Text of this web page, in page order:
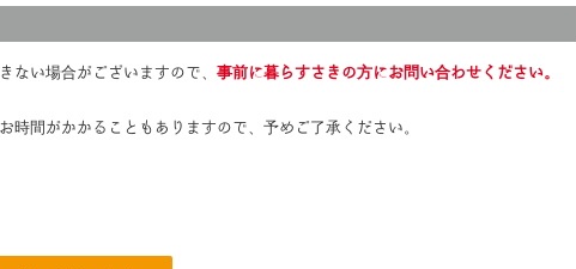
ない場合がございますので、事前に暮らすさきの方にお問い合わせください。
間がかかることもありますので、予めご了承ください。